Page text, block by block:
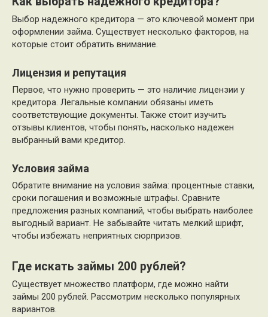
Выбор надежного кредитора — это ключевой момент при
оформлении займа. Существует несколько факторов, на
которые стоит обратить внимание.
Лицензия и репутация
Первое, что нужно проверить — это наличие лицензии у
кредитора. Легальные компании обязаны иметь
соответствующие документы. Также стоит изучить
отзывы клиентов, чтобы понять, насколько надежен
выбранный вами кредитор.
Условия займа
Обратите внимание на условия займа: процентные ставки,
сроки погашения и возможные штрафы. Сравните
предложения разных компаний, чтобы выбрать наиболее
выгодный вариант. Не забывайте читать мелкий шрифт,
чтобы избежать неприятных сюрпризов.
Где искать займы 200 рублей?
Существует множество платформ, где можно найти
займы 200 рублей. Рассмотрим несколько популярных
вариантов.